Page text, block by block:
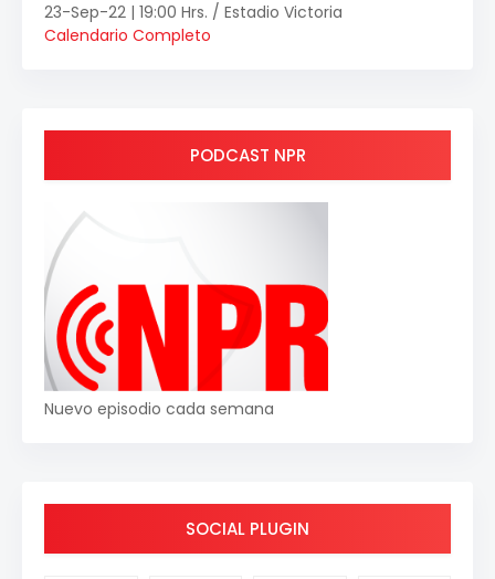
23-Sep-22 | 19:00 Hrs. / Estadio Victoria
Calendario Completo
PODCAST NPR
Nuevo episodio cada semana
SOCIAL PLUGIN